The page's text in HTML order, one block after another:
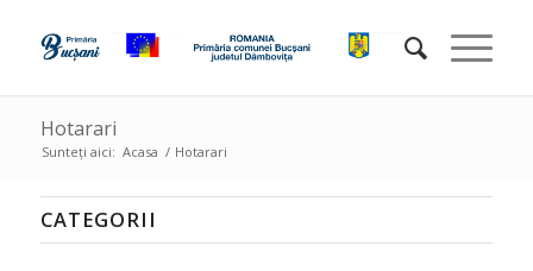
Hotarari
Sunteți aici: Acasa / Hotarari
CATEGORII